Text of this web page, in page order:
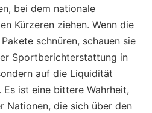
bei dem nationale
Kürzeren ziehen. Wenn die
schnüren, schauen sie
Sportberichterstattung in
auf die Liquidität
ist eine bittere Wahrheit,
Nationen, die sich über den